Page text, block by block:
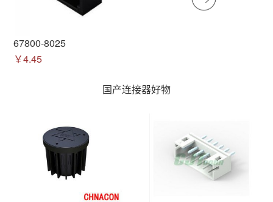
67800-8025
￥4.45
国产连接器好物